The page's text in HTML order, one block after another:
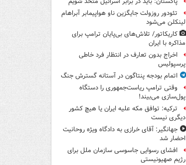
تئودور روزولت جایگزین ناو هواپیمابر آبراهام
لینکلن می‌شود
کاریکاتور/ تلاش‌های بی‌پایان ترامپ برای
مذاکره با ایران
اخراج بدون تعارف در انتظار فرد خاطی
پرسپولیس
اتمام بودجه پنتاگون در آستانه گسترش جنگ
وقتی ترامپ ریاست‌جمهوری را دستگاه
پول‌سازی می‌بیند!
ترکیه: توافق مکه علیه ایران یا هیچ کشور
دیگری نیست
جهانگیر: آقای خرازی به دادگاه ویژه روحانیت
احضار شد
افشای رسوایی جاسوسی سازمان ملل برای
رژیم صهیونیستی